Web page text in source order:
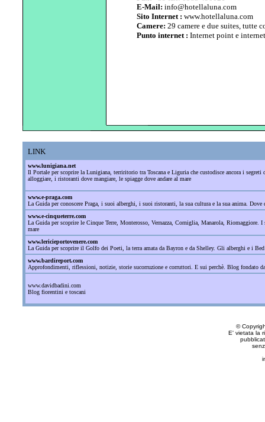
E-Mail: info@hotellaluna.com
Sito Internet : www.hotellaluna.com
Camere: 29 camere e due suites, tutte
Punto internet : Internet point e
LINK
www.lunigiana.net
Il Portale per scoprire la Lunigiana, terriritorio tra Toscana e Liguria che custodisce ancora i
alloggiare, i ristoranti dove mangiare, le spiagge dove andare al mare
www.e-praga.com
La Guida per conoscere Praga, i suoi alberghi, i suoi ristoranti, la sua cultura e la sua anima.
www.e-cinqueterre.com
La Guida per scoprire le Cinque Terre, Monterosso, Vernazza, Corniglia, Manarola,
mare
www.lericieportovenere.com
La Guida per scoprire il Golfo dei Poeti, la terra amata da Bayron e da Shelley. Gli alberghi e i
www.bardireport.com
Approfondimenti, riflessioni, notizie, storie sucorruzione e corruttori. E sui perchè. Blog fondato
www.davidbadini.com
Blog fiorentini e toscani
©
E' vietata la